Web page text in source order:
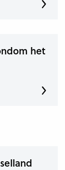
het